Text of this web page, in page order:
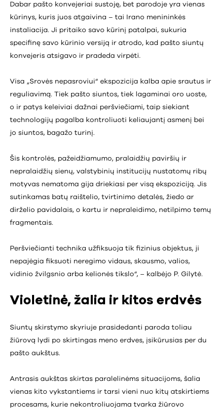
Dabar pašto konvejeriai sustoję, bet parodoje yra vienas
kūrinys, kuris juos atgaivina – tai Irano menininkės
instaliacija. Ji pritaiko savo kūrinį patalpai, sukuria
specifinę savo kūrinio versiją ir atrodo, kad pašto siuntų
konvejeris atsigavo ir pradeda virpėti.
Visa „Srovės nepasroviui“ ekspozicija kalba apie srautus ir
reguliavimą. Tiek pašto siuntos, tiek lagaminai oro uoste,
o ir patys keleiviai dažnai peršviečiami, taip siekiant
technologijų pagalba kontroliuoti keliaujantį asmenį bei
jo siuntos, bagažo turinį.
Šis kontrolės, pažeidžiamumo, pralaidžių paviršių ir
nepralaidžių sienų, valstybinių institucijų nustatomų ribų
motyvas nematoma gija driekiasi per visą ekspoziciją. Jis
sutinkamas batų raištelio, tvirtinimo detalės, žiedo ar
dirželio pavidalais, o kartu ir nepraleidimo, netilpimo temų
fragmentais.
Peršviečianti technika užfiksuoja tik fizinius objektus, ji
nepajėgia fiksuoti neregimo vidaus, skausmo, valios,
vidinio žvilgsnio arba kelionės tikslo“, – kalbėjo P. Gilytė.
Violetinė, žalia ir kitos erdvės
Siuntų skirstymo skyriuje prasidedanti paroda toliau
žiūrovą lydi po skirtingas meno erdves, įsikūrusias per du
pašto aukštus.
Antrasis aukštas skirtas paralelinėms situacijoms, šalia
vienas kito vykstantiems ir tarsi vieni nuo kitų atskirtiems
procesams, kurie nekontroliuojama tvarka žiūrovo